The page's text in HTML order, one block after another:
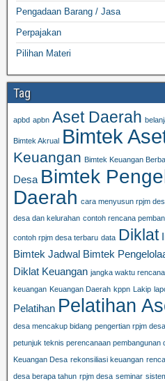
Pengadaan Barang / Jasa
Perpajakan
Pilihan Materi
Tag
apbd apbn Aset Daerah
Bimtek Akrual Bimtek
Keuangan Bimtek Keuangan
Desa Bimtek
Daerah cara menyusun rpjm
desa dan kelurahan contoh rencana
contoh rpjm desa terbaru data Diklat
Bimtek Jadwal Bimtek
Diklat Keuangan jangka waktu
keuangan Keuangan Daerah kppn Lakip
Pelatihan Pelatihan
desa mencakup bidang pengertian rpjm desa
petunjuk teknis perencanaan pembangunan
Keuangan Desa rekonsiliasi keuangan
desa berapa tahun rpjm desa seminar